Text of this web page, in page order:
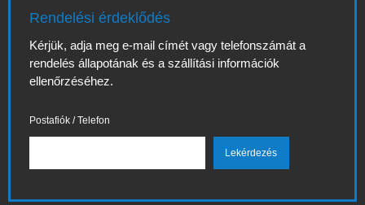
Rendelési érdeklődés
Kérjük, adja meg e-mail címét vagy telefonszámát a
rendelés állapotának és a szállítási információk
ellenőrzéséhez.
Postafiók / Telefon